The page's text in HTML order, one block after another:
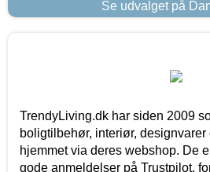
Se udvalget på
TrendyLiving.dk har siden 2009
boligtilbehør, interiør, designvarer
hjemmet via deres webshop. De
gode anmeldelser på Trustpilot,